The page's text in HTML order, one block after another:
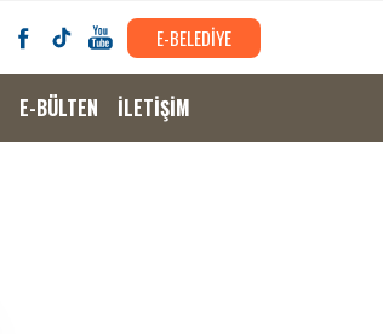
E-BELEDİYE
E-BÜLTEN İLETİŞİM